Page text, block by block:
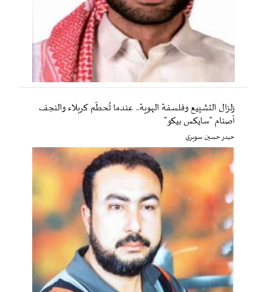
زلزال التشييع وفلسفة الهوية.. عندما تُحطّم كربلاء والنجف
أصنام "سايكس بيكو"
حيدر حسين سويري